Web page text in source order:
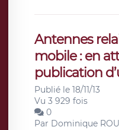
Antennes
mobile : en
publication
Publié le 18/11/13
Vu 3 929 fois
0
Par Dominique